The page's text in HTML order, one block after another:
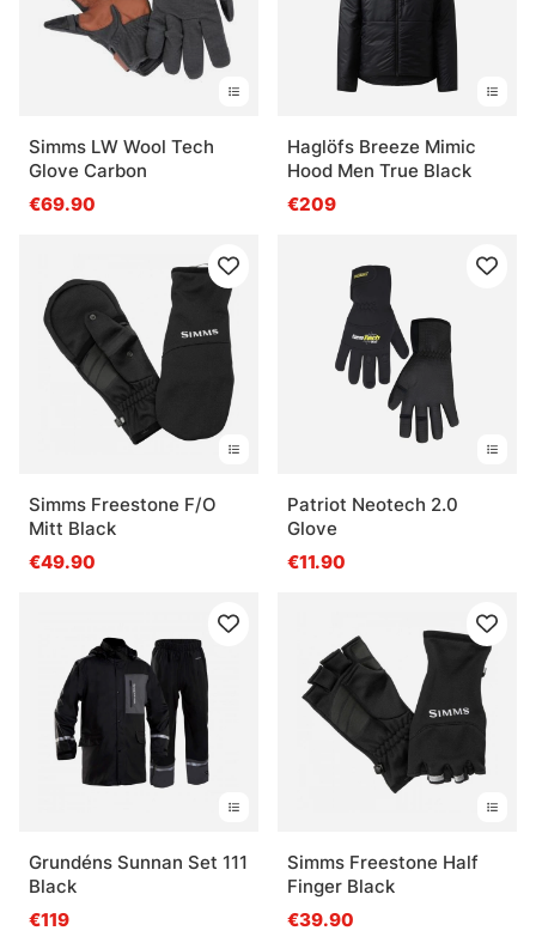
Simms LW Wool Tech
Glove Carbon
€69.90
Haglöfs Breeze Mimic
Hood Men True Black
€209
Simms Freestone F/O
Mitt Black
€49.90
Patriot Neotech 2.0
Glove
€11.90
Grundéns Sunnan Set 111
Black
€119
Simms Freestone Half
Finger Black
€39.90